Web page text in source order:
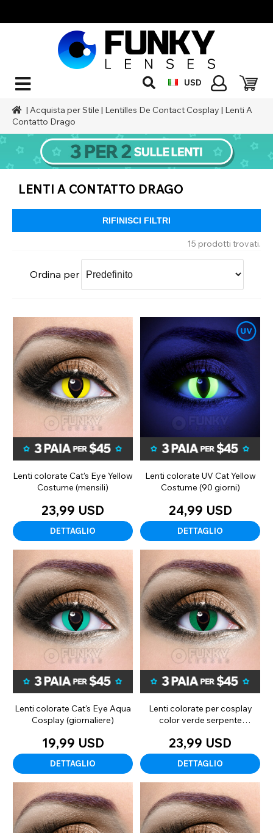
USD
|Acquista per Stile | Lentilles De Contact Cosplay | Lenti A
Contatto Drago
LENTI A CONTATTO DRAGO
RIFINISCI FILTRI
15 prodotti trovati.
Ordina per
Lenti colorate Cat's Eye Yellow
Costume (mensili)
23,99 USD
DETTAGLIO
Lenti colorate UV Cat Yellow
Costume (90 giorni)
24,99 USD
DETTAGLIO
Lenti colorate Cat's Eye Aqua
Cosplay (giornaliere)
19,99 USD
DETTAGLIO
Lenti colorate per cosplay
color verde serpente
23,99 USD
DETTAGLIO